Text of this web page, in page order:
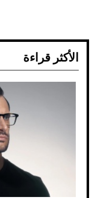
الأكثر قراءة